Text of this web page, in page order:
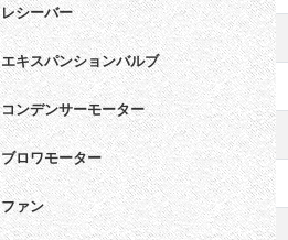
レシーバー
エキスパンションバルブ
コンデンサーモーター
ブロワモーター
ファン